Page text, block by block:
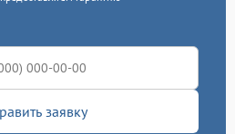
заявку